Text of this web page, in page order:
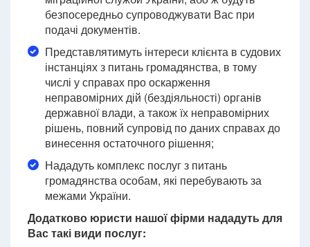
безпосередньо супроводжувати Вас при
подачі документів.
Представлятимуть інтереси клієнта в судових
інстанціях з питань громадянства, в тому
числі у справах про оскарження
неправомірних дій (бездіяльності) органів
державної влади, а також їх неправомірних
рішень, повний супровід по даних справах до
винесення остаточного рішення;
Нададуть комплекс послуг з питань
громадянства особам, які перебувають за
межами України.
Додатково юристи нашої фірми нададуть для
Вас такі види послуг: